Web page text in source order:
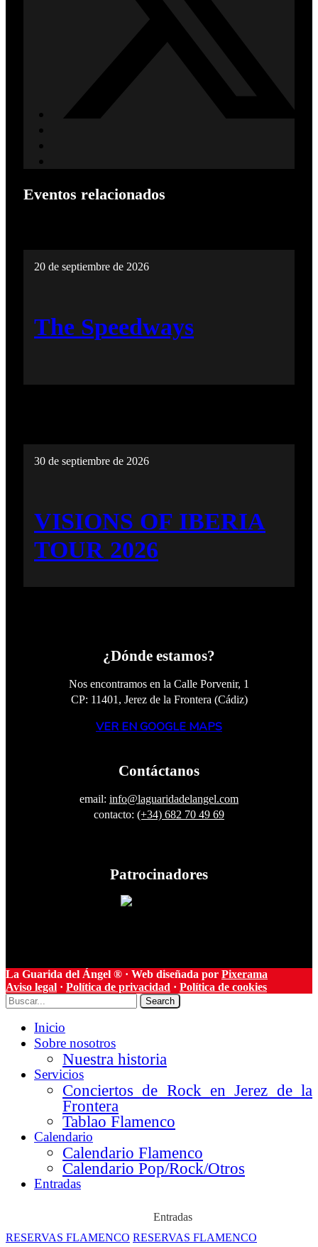
Eventos relacionados
20 de septiembre de 2026
The Speedways
30 de septiembre de 2026
VISIONS OF IBERIA
TOUR 2026
¿Dónde estamos?
Nos encontramos en la Calle Porvenir, 1
CP: 11401, Jerez de la Frontera (Cádiz)
VER EN GOOGLE MAPS
Contáctanos
email: info@laguaridadelangel.com
contacto: (+34) 682 70 49 69
Patrocinadores
La Guarida del Ángel ® · Web diseñada por Pixerama
Aviso legal · Política de privacidad · Política de cookies
Search
Inicio
Sobre nosotros
Nuestra historia
Servicios
Conciertos de Rock en Jerez de la
Frontera
Tablao Flamenco
Calendario
Calendario Flamenco
Calendario Pop/Rock/Otros
Entradas
Entradas
RESERVAS FLAMENCO RESERVAS FLAMENCO